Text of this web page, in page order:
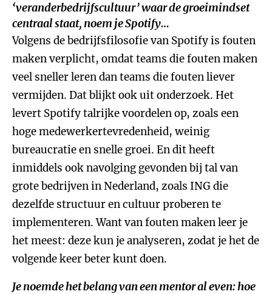
‘veranderbedrijfscultuur’ waar de groeimindset
centraal staat, noem je Spotify…
Volgens de bedrijfsfilosofie van Spotify is fouten
maken verplicht, omdat teams die fouten maken
veel sneller leren dan teams die fouten liever
vermijden. Dat blijkt ook uit onderzoek. Het
levert Spotify talrijke voordelen op, zoals een
hoge medewerkertevredenheid, weinig
bureaucratie en snelle groei. En dit heeft
inmiddels ook navolging gevonden bij tal van
grote bedrijven in Nederland, zoals ING die
dezelfde structuur en cultuur proberen te
implementeren. Want van fouten maken leer je
het meest: deze kun je analyseren, zodat je het de
volgende keer beter kunt doen.
Je noemde het belang van een mentor al even: hoe